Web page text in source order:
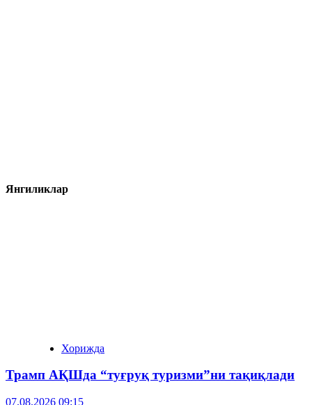
Янгиликлар
Хорижда
Трамп АҚШда “туғруқ туризми”ни тақиқлади
07.08.2026 09:15